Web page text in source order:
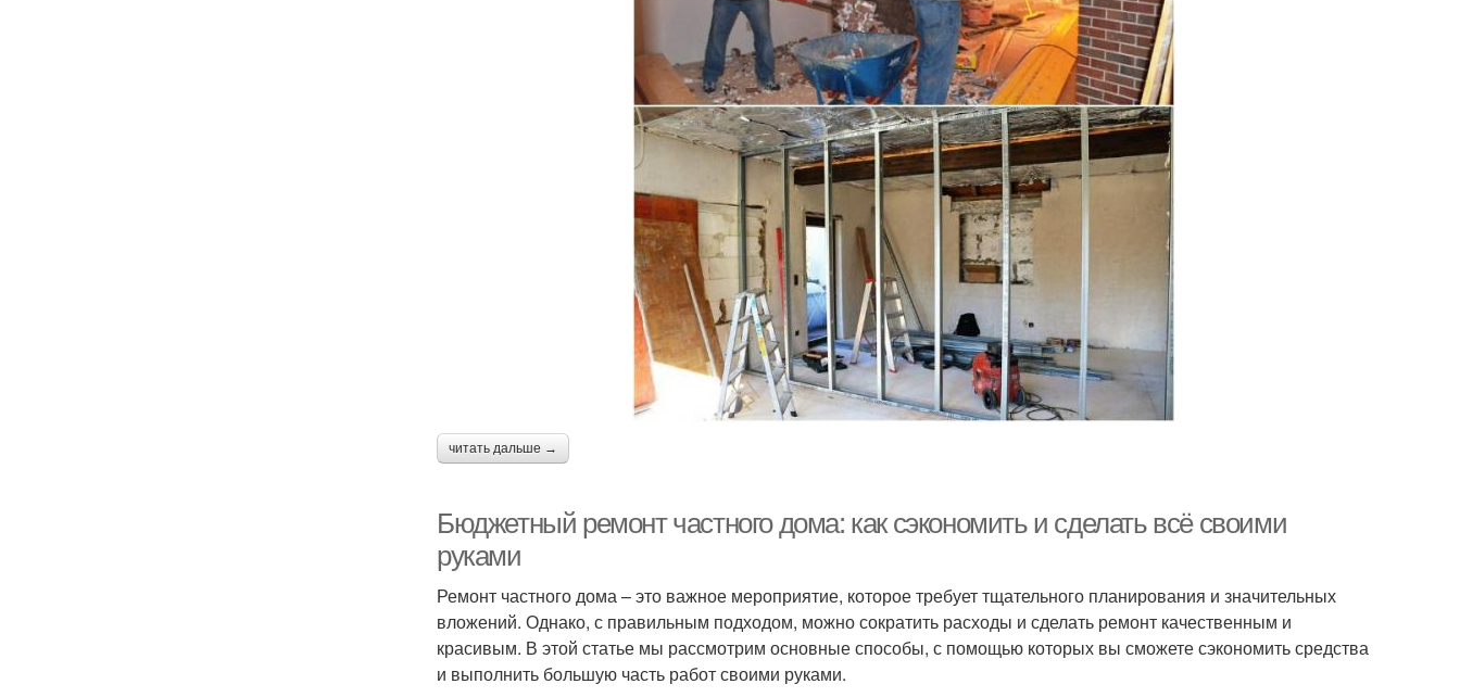
читать дальше →
Бюджетный ремонт частного дома: как сэкономить и сделать всё своими
руками
Ремонт частного дома – это важное мероприятие, которое требует тщательного планирования и значительных
вложений. Однако, с правильным подходом, можно сократить расходы и сделать ремонт качественным и
красивым. В этой статье мы рассмотрим основные способы, с помощью которых вы сможете сэкономить средства
и выполнить большую часть работ своими руками.